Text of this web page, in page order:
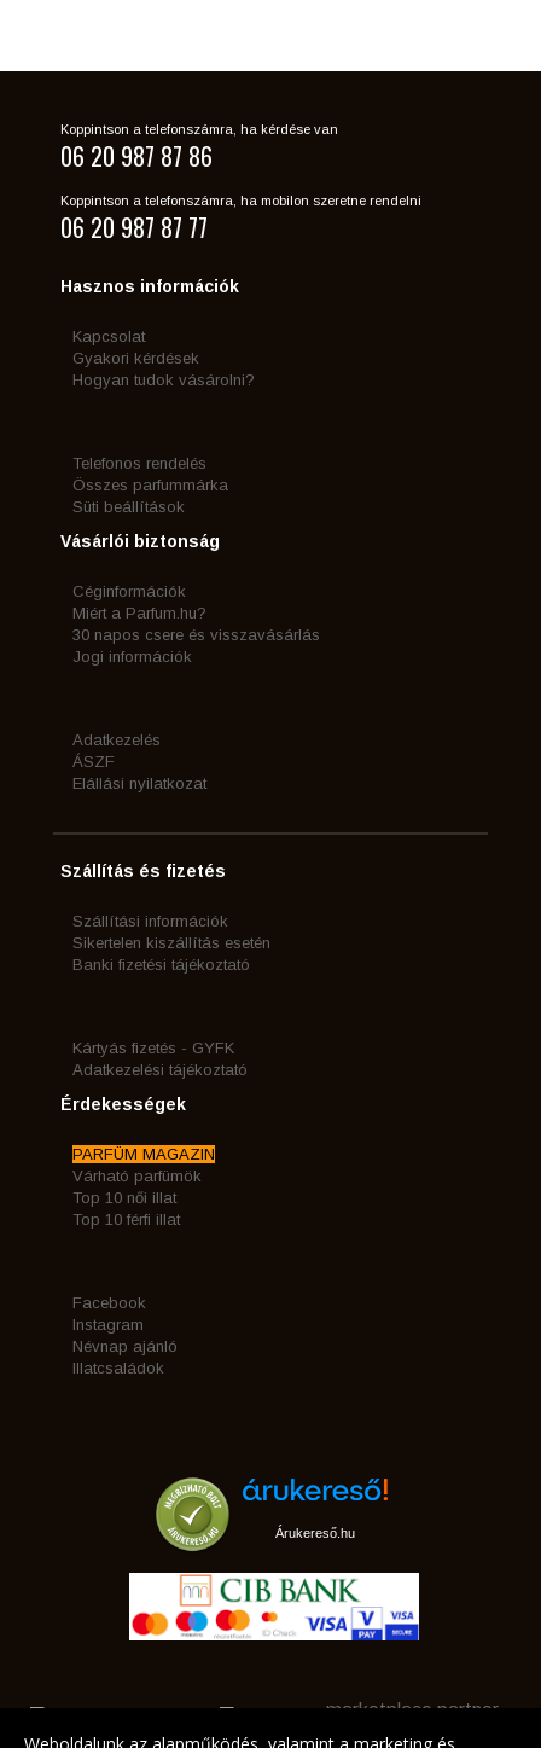
Koppintson a telefonszámra, ha kérdése van
06 20 987 87 86
Koppintson a telefonszámra, ha mobilon szeretne rendelni
06 20 987 87 77
Hasznos információk
Kapcsolat
Gyakori kérdések
Hogyan tudok vásárolni?
Telefonos rendelés
Összes parfummárka
Süti beállítások
Vásárlói biztonság
Céginformációk
Miért a Parfum.hu?
30 napos csere és visszavásárlás
Jogi információk
Adatkezelés
ÁSZF
Elállási nyilatkozat
Szállítás és fizetés
Szállítási információk
Sikertelen kiszállítás esetén
Banki fizetési tájékoztató
Kártyás fizetés - GYFK
Adatkezelési tájékoztató
Érdekességek
PARFÜM MAGAZIN
Várható parfümök
Top 10 női illat
Top 10 férfi illat
Facebook
Instagram
Névnap ajánló
Illatcsaládok
Árukereső.hu
marketplace partner